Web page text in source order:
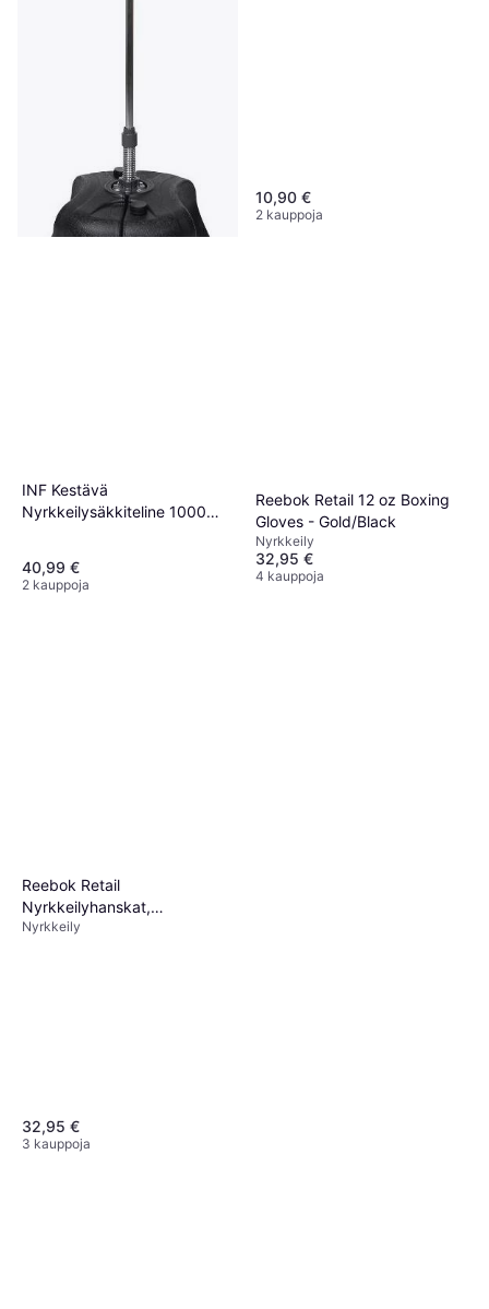
10,90 €
2 kauppoja
INF Kestävä
Nyrkkeilysäkkiteline 1000
40,99 €
2 kauppoja
Reebok Retail 12 oz Boxing
Gloves - Gold/Black
Nyrkkeily
32,95 €
4 kauppoja
Reebok Retail
Nyrkkeilyhanskat,
Nyrkkeilyhanskat
Nyrkkeily
32,95 €
3 kauppoja